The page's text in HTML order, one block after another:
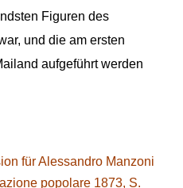
Figuren des
und die am ersten
aufgeführt werden